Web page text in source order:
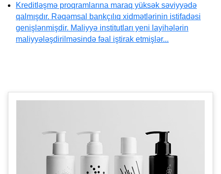
Kreditləşmə proqramlarına maraq yüksək səviyyədə
qalmışdır. Rəqəmsal bankçılıq xidmətlərinin istifadəsi
genişlənmişdir. Maliyyə institutları yeni layihələrin
maliyyələşdirilməsində fəal iştirak etmişlər...